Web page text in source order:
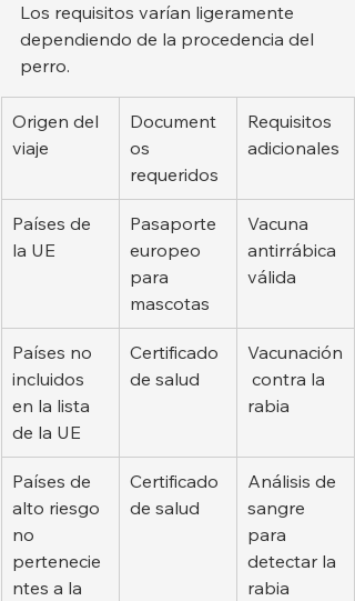
Los requisitos varían ligeramente
dependiendo de la procedencia del
perro.
Origen del
viaje
Document
os
requeridos
Requisitos
adicionales
Países de
la UE
Pasaporte
europeo
para
mascotas
Vacuna
antirrábica
válida
Países no
incluidos
en la lista
de la UE
Certificado
de salud
Vacunación
contra la
rabia
Países de
alto riesgo
no
pertenecie
ntes a la
Certificado
de salud
Análisis de
sangre
para
detectar la
rabia